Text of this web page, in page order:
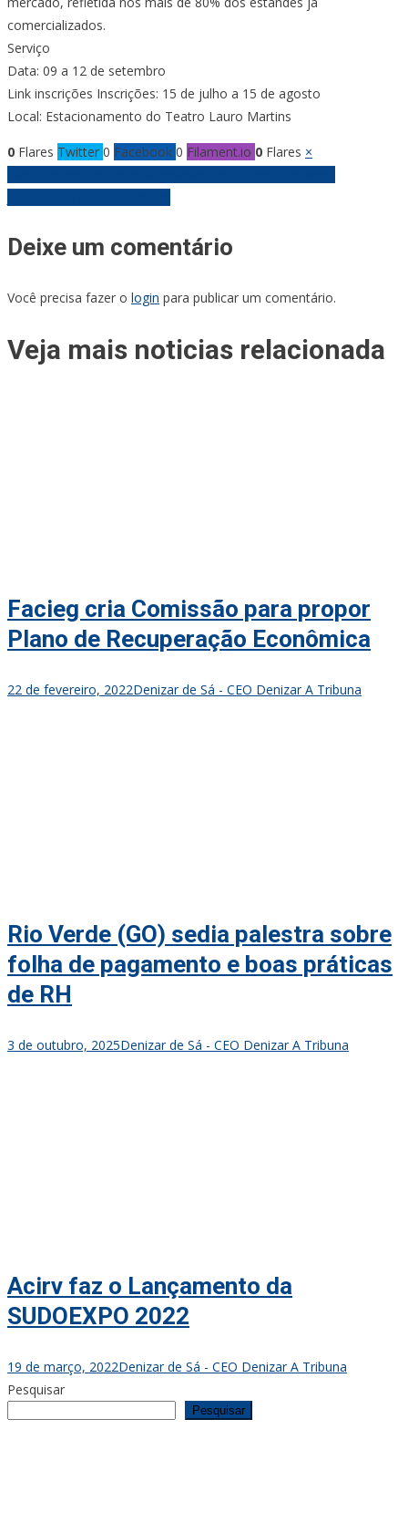
comercializados.
Serviço
Data: 09 a 12 de setembro
Link inscrições Inscrições: 15 de julho a 15 de agosto
Local: Estacionamento do Teatro Lauro Martins
0 Flares Twitter 0 Facebook 0 Filament.io 0 Flares ×
Navegação
de
Post
Deixe um comentário
Você precisa fazer o login para publicar um comentário.
Veja mais noticias relacionada
Facieg cria Comissão para propor
Plano de Recuperação Econômica
22 de fevereiro, 2022Denizar de Sá - CEO Denizar A Tribuna
Rio Verde (GO) sedia palestra sobre
folha de pagamento e boas práticas
de RH
3 de outubro, 2025Denizar de Sá - CEO Denizar A Tribuna
Acirv faz o Lançamento da
SUDOEXPO 2022
19 de março, 2022Denizar de Sá - CEO Denizar A Tribuna
Pesquisar
Pesquisar